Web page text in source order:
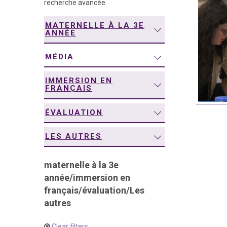
recherche avancée
MATERNELLE À LA 3E
ANNÉE
MÉDIA
IMMERSION EN
FRANÇAIS
ÉVALUATION
LES AUTRES
maternelle à la 3e
année/immersion en
français/évaluation/Les
autres